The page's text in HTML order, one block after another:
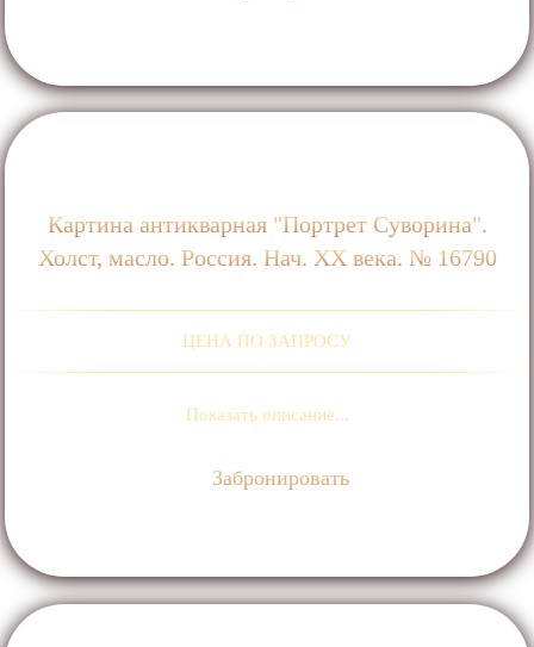
Картина антикварная "Портрет Суворина".
Холст, масло. Россия. Нач. ХХ века. № 16790
ЦЕНА ПО ЗАПРОСУ
Показать описание...
Забронировать